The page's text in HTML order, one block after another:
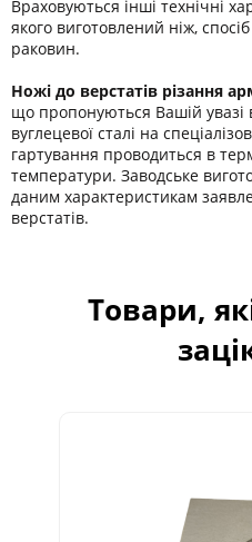
Враховуються інші технічні
якого виготовлений ніж,
раковин.
Ножі до верстатів різання
що пропонуються Вашій увазі
вуглецевої сталі на
гартування проводиться в
температури. Заводське
даним характеристикам
верстатів.
Товари,